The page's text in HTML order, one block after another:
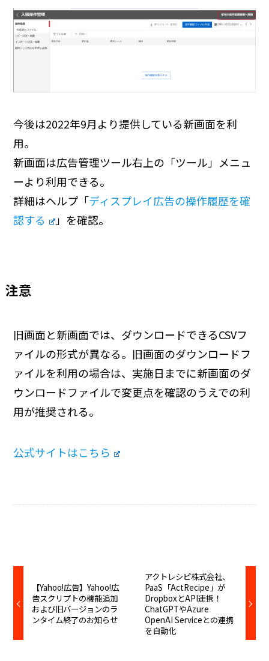
今後は2022年9月より提供している新画面を利
用。
新画面は広告管理ツール右上の「ツール」メニュ
ーより利用できる。
詳細はヘルプ「ディスプレイ広告の操作履歴を確
認する
」を確認。
注意
旧画面と新画面では、ダウンロードできるCSVフ
ァイルの形式が異なる。旧画面のダウンロードフ
ァイルを利用の場合は、実施日までに新画面のダ
ウンロードファイルで変更点を確認のうえでの利
用が推奨される。
公式サイトはこちら
【Yahoo!広告】Yahoo!広
告スクリプトの機能追加
および旧バージョンのラ
ンタイム終了のお知らせ
アクトレシピ株式会社、
PaaS「ActRecipe」が
DropboxとAPI連携！
ChatGPTやAzure
OpenAI Serviceとの連携
を自動化